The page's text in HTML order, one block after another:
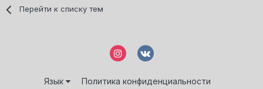
Перейти к списку тем
Язык
Политика конфиденциальности